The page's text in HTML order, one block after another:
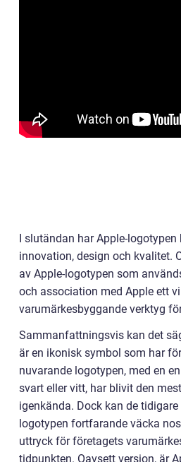
I slutändan har Apple-
innovation, design och kvalitet.
av Apple-logotypen som
och association med Apple ett
varumärkesbyggande verktyg
Sammanfattningsvis kan det
är en ikonisk symbol som har
nuvarande logotypen, med en
svart eller vitt, har blivit den
igenkända. Dock kan de
logotypen fortfarande väcka
uttryck för företagets
tidpunkten. Oavsett version, är